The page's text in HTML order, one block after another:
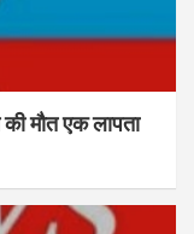
की मौत एक लापता